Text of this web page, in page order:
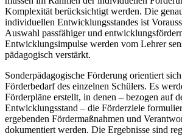
Komplexität berücksichtigt werden. Die
individuellen Entwicklungsstandes ist
Auswahl passfähiger und
Entwicklungsimpulse werden vom Lehrer
pädagogisch verstärkt.
Sonderpädagogische Förderung orientiert
Förderbedarf des einzelnen Schülers. Es
Förderpläne erstellt, in denen – bezogen auf
Entwicklungsstand – die Förderziele
ergebenden Fördermaßnahmen und
dokumentiert werden. Die Ergebnisse sind